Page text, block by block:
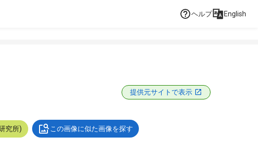
ヘルプ English
提供元サイトで表示
究所) この画像に似た画像を探す